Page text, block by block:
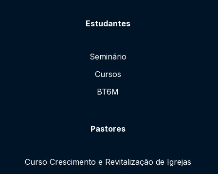
Estudantes
Seminário
Cursos
BT6M
Pastores
Curso Crescimento e Revitalização de Igrejas